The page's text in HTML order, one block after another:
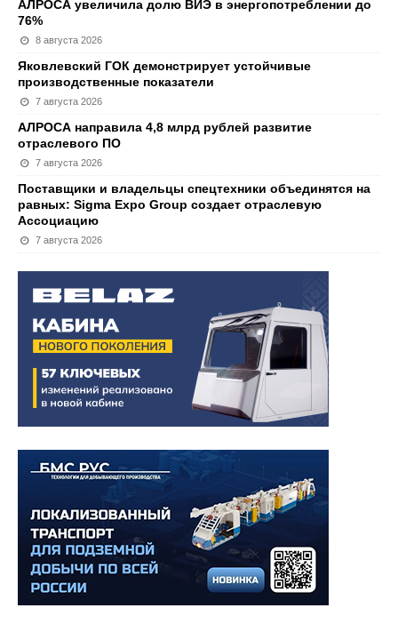
АЛРОСА увеличила долю ВИЭ в энергопотреблении до
76%
8 августа 2026
Яковлевский ГОК демонстрирует устойчивые
производственные показатели
7 августа 2026
АЛРОСА направила 4,8 млрд рублей развитие
отраслевого ПО
7 августа 2026
Поставщики и владельцы спецтехники объединятся на
равных: Sigma Expo Group создает отраслевую
Ассоциацию
7 августа 2026